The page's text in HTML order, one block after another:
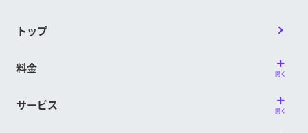
トップ
料金 開く
サービス 開く